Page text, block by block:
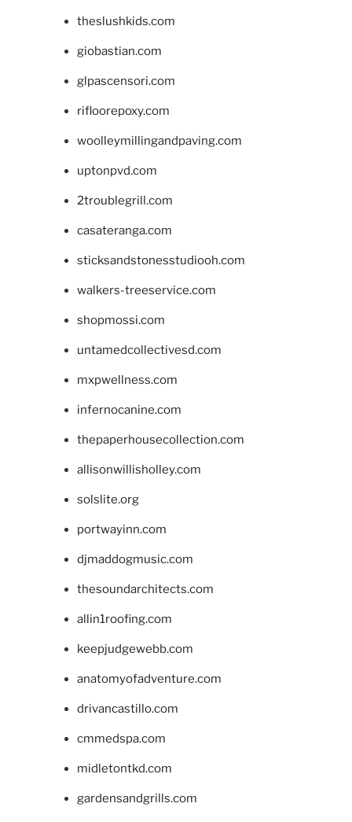
theslushkids.com
giobastian.com
glpascensori.com
rifloorepoxy.com
woolleymillingandpaving.com
uptonpvd.com
2troublegrill.com
casateranga.com
sticksandstonesstudiooh.com
walkers-treeservice.com
shopmossi.com
untamedcollectivesd.com
mxpwellness.com
infernocanine.com
thepaperhousecollection.com
allisonwillisholley.com
solslite.org
portwayinn.com
djmaddogmusic.com
thesoundarchitects.com
allin1roofing.com
keepjudgewebb.com
anatomyofadventure.com
drivancastillo.com
cmmedspa.com
midletontkd.com
gardensandgrills.com